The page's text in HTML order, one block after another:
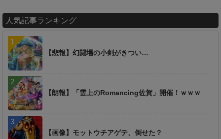
人気記事ランキング
【悲報】幻闘場の小剣がきつい…
【朗報】「雲上のRomancing佐賀」開催！ｗｗｗ
【画像】モットウチアゲテ、倒せた？